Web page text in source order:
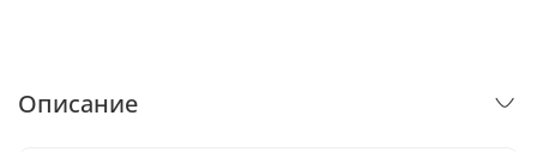
Описание